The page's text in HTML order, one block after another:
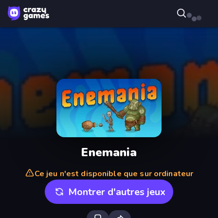
Enemania
Ce jeu n'est disponible que sur ordinateur
Montrer d'autres jeux